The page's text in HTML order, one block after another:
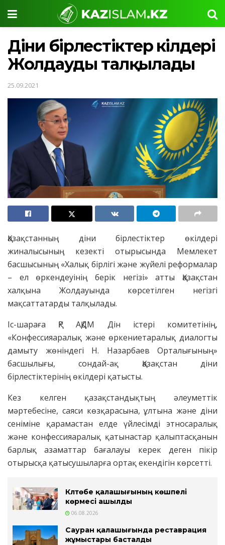
Діни бірлестіктер өкілдері
Жолдауды талқылады
25.09.2021
Қазақстанның діни бірлестіктер өкілдері
жиналысының кезекті отырысында Мемлекет
басшысының «Халық бірлігі және жүйелі реформалар
– ел өркендеуінің берік негізі» атты Қазақстан
халқына Жолдауында көрсетілген негізгі
мақсаттатарды талқылады.
Іс-шараға ҚР АҚДМ Дін істері комитетінің,
«Конфессияаралық және өркениетаралық диалогты
дамыту жөніндегі Н. Назарбаев Орталығының»
басшылығы, сондай-ақ Қазақстан діни
бірлестіктерінің өкілдері қатысты.
Кез келген қазақстандықтың әлеуметтік
мәртебесіне, саяси көзқарасына, ұлтына және діни
сеніміне қарамастан елде үйлесімді этносаралық
және конфессияаралық қатынастар қалыптасқанын
барлық азаматтар бағалауы керек деген пікір
отырысқа қатысушыларға ортақ екендігін көрсетті.
Күлтөбе қалашығының көшпелі
көрмесі ашылды
06.08.2026
Сауран қалашығында реставрация
жұмыстары басталды